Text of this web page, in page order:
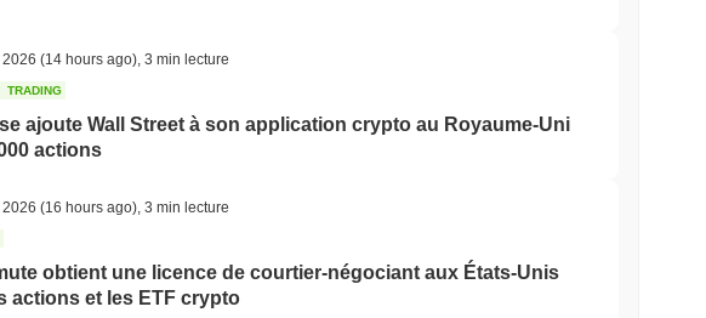
(14 hours ago) 3 min lecture
TRADING
ajoute Wall Street à son application crypto au Royaume-Uni
actions
(16 hours ago) 3 min lecture
obtient une licence de courtier-négociant aux États-Unis
actions et les ETF crypto